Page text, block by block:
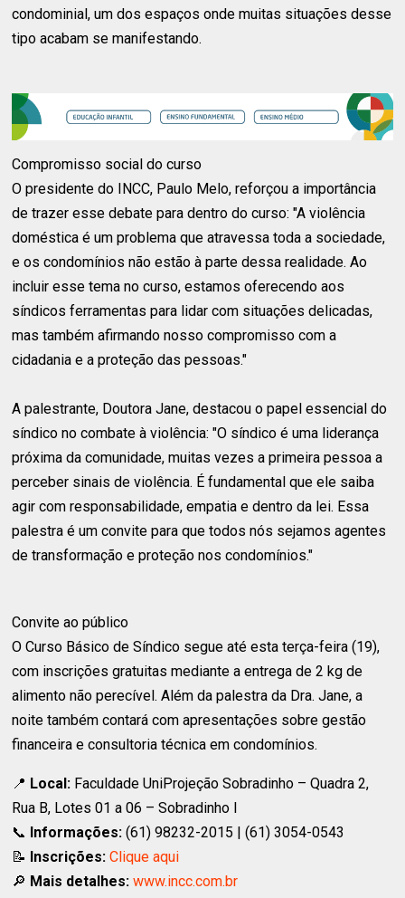
condominial, um dos espaços onde muitas situações desse
tipo acabam se manifestando.
Compromisso social do curso
O presidente do INCC, Paulo Melo, reforçou a importância
de trazer esse debate para dentro do curso: "A violência
doméstica é um problema que atravessa toda a sociedade,
e os condomínios não estão à parte dessa realidade. Ao
incluir esse tema no curso, estamos oferecendo aos
síndicos ferramentas para lidar com situações delicadas,
mas também afirmando nosso compromisso com a
cidadania e a proteção das pessoas."
A palestrante, Doutora Jane, destacou o papel essencial do
síndico no combate à violência: "O síndico é uma liderança
próxima da comunidade, muitas vezes a primeira pessoa a
perceber sinais de violência. É fundamental que ele saiba
agir com responsabilidade, empatia e dentro da lei. Essa
palestra é um convite para que todos nós sejamos agentes
de transformação e proteção nos condomínios."
Convite ao público
O Curso Básico de Síndico segue até esta terça-feira (19),
com inscrições gratuitas mediante a entrega de 2 kg de
alimento não perecível. Além da palestra da Dra. Jane, a
noite também contará com apresentações sobre gestão
financeira e consultoria técnica em condomínios.
📍 Local: Faculdade UniProjeção Sobradinho – Quadra 2,
Rua B, Lotes 01 a 06 – Sobradinho I
📞 Informações: (61) 98232-2015 | (61) 3054-0543
📝 Inscrições: Clique aqui
🔎 Mais detalhes: www.incc.com.br